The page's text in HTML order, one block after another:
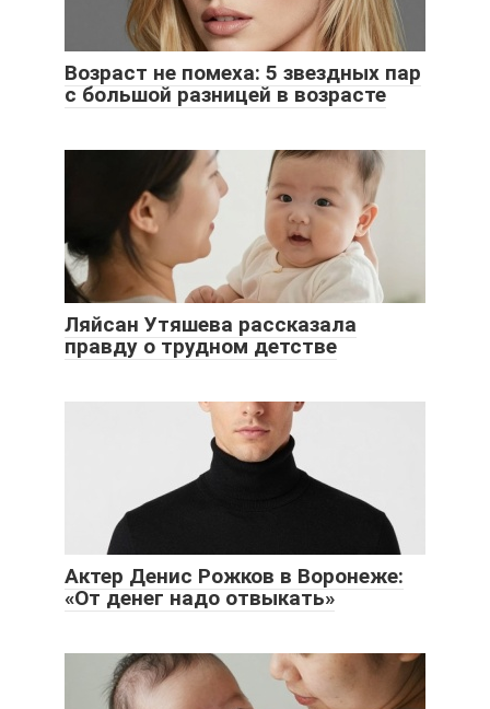
Возраст не помеха: 5 звездных пар
с большой разницей в возрасте
Ляйсан Утяшева рассказала
правду о трудном детстве
Актер Денис Рожков в Воронеже:
«От денег надо отвыкать»